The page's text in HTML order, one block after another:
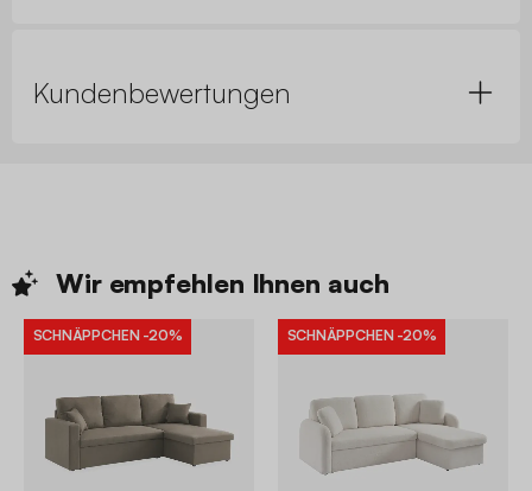
Kundenbewertungen
Wir empfehlen Ihnen auch
SCHNÄPPCHEN -20% SCHNÄPPCHEN -20%